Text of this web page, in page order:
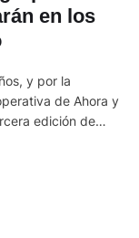
en los
y por la
de Ahora y
edición de
se
9 y 11 de junio,